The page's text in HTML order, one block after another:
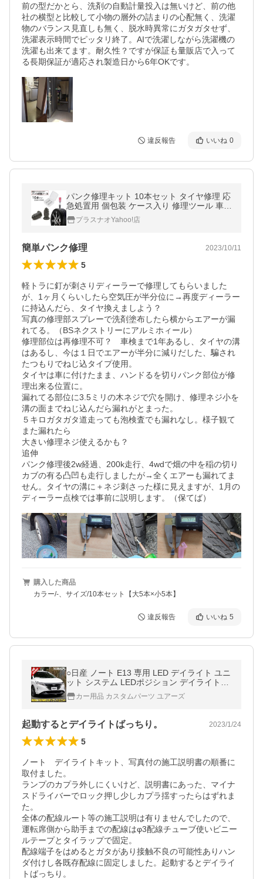
前の型だかとら、洗剤の自動計量投入は無いけど、前の他
社の横型と比較して小物の層外の詰まりの心配無く、洗濯
物のバランス見直しも無く、脱水時異常にガタガタせず、
洗濯表示時間でピッタリ終了。AIで洗濯しながら洗濯機の
洗濯も出来てます。耐久性？ですが保証も量販店で入って
る長期保証が適応され製造日から6年OKです。
違反報告 いいね 0
パンク修理キット 10本セット タイヤ修理 応
急処置用 個包装 ケース入り 修理ツール 車用
品 カー用品 ネジ式 シリコン 自動車用 タイ
ヤ修理ゴム釘
プラスナオYahoo!店
簡単パンク修理 2023/10/11
5
軽トラに釘が刺さりディーラーで修理してもらいました
が、1ヶ月くらいしたら空気圧が半分位に→再度ディーラー
に持込んだら、タイヤ換えましよう？
写真の修理部スプレーで洗剤塗布したら横からエアーが漏
れてる。（BSネクストリーにアルミホィール）
修理部位は再修理不可？　車検まで1年あるし、タイヤの溝
はあるし、今は１日でエアーが半分に減りだした、騙され
たつもりでねじ込タイプ使用。
タイヤは車に付けたまま、ハンドるを切りパンク部位が修
理出来る位置に。
漏れてる部位に3.5ミリの木ネジで穴を開け、修理ネジ小を
溝の面までねじ込んだら漏れがとまった。
５キロガタガタ道走っても泡検査でも漏れなし。様子観て
また漏れたら
大きい修理ネジ使えるかも？
追伸
パンク修理後2w経過、200k走行、4wdで畑の中を稲の切り
カブの有る凸凹も走行しましたが→全くエアーも漏れてま
せん。タイヤの溝に＋ネジ刺さった様に見えますが、1月の
ディーラー点検では事前に説明します。（保てば）
購入した商品
カラー/-、サイズ/10本セット【大5本×小5本】
違反報告 いいね 5
○日産 ノート E13 専用 LED デイライト ユニ
ット システム LEDポジション デイライト化
ドレスアップ[２]
カー用品 カスタムパーツ ユアーズ
起動するとデイライトばっちり。 2023/1/24
5
ノート　デイライトキット、写真付の施工説明書の順番に
取付ました。
ランプのカプラ外しにくいけど、説明書にあった、マイナ
スドライバーでロック押し少しカプラ揺すったらはずれま
た。
全体の配線ルート等の施工説明は有りませんでしたので、
運転席側から助手までの配線はφ3配線チューブ使いビニー
ルテープとタイラップで固定。
配線端子をはめるとガタがあり接触不良の可能性ありハン
ダ付けし各既存配線に固定しました。起動するとデイライ
トばっちり。